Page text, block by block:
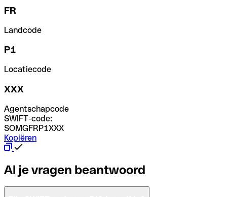
FR
Landcode
P1
Locatiecode
XXX
Agentschapcode
SWIFT-code:
SOMGFRP1XXX
Kopiëren
Al je vragen beantwoord